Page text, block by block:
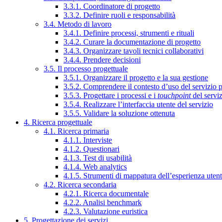
3.3.1. Coordinatore di progetto
3.3.2. Definire ruoli e responsabilità
3.4. Metodo di lavoro
3.4.1. Definire processi, strumenti e rituali
3.4.2. Curare la documentazione di progetto
3.4.3. Organizzare tavoli tecnici collaborativi
3.4.4. Prendere decisioni
3.5. Il processo progettuale
3.5.1. Organizzare il progetto e la sua gestione
3.5.2. Comprendere il contesto d’uso del servizio
3.5.3. Progettare i processi e i touchpointdel
3.5.4. Realizzare l’interfaccia utente del servizio
3.5.5. Validare la soluzione ottenuta
4. Ricerca progettuale
4.1. Ricerca primaria
4.1.1. Interviste
4.1.2. Questionari
4.1.3. Test di usabilità
4.1.4. Web analytics
4.1.5. Strumenti di mappatura dell’esperienza
4.2. Ricerca secondaria
4.2.1. Ricerca documentale
4.2.2. Analisi benchmark
4.2.3. Valutazione euristica
5. Progettazione dei servizi